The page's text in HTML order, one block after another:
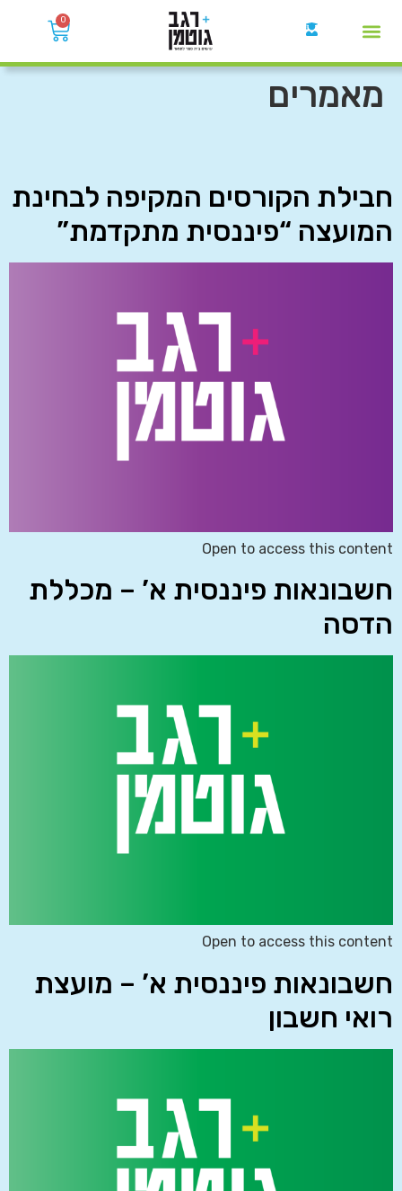
0
מאמרים
חבילת הקורסים המקיפה לבחינת
המועצה “פיננסית מתקדמת”
Open to access this content
חשבונאות פיננסית א’ – מכללת
הדסה
Open to access this content
חשבונאות פיננסית א’ – מועצת
רואי חשבון